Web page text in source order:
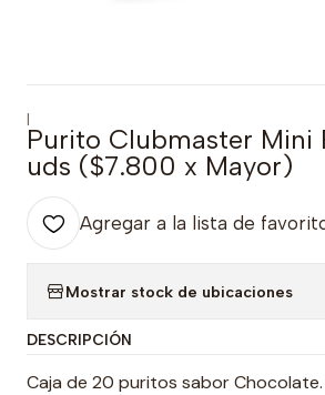
|
Purito Clubmaster Mini
uds ($7.800 x Mayor)
Agregar a la lista de
Mostrar stock de ubicaciones
DESCRIPCIÓN
Caja de 20 puritos sabor